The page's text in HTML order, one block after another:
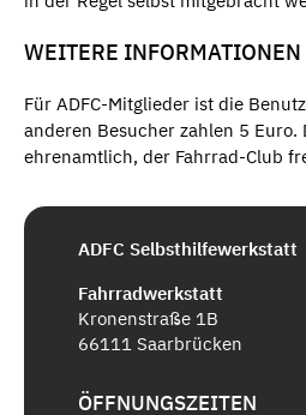
WEITERE INFORMATIONEN
Für ADFC-Mitglieder ist die
anderen Besucher zahlen 5 Euro.
ehrenamtlich, der Fahrrad-Club
ADFC Selbsthilfewerkstatt
Fahrradwerkstatt
Kronenstraße 1B
66111 Saarbrücken
ÖFFNUNGSZEITEN